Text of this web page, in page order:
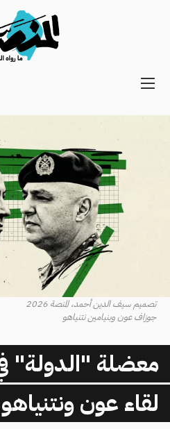
Main
Navigation
تصميم سيف الدين أحمد، المنصة 2026
جوزاف عون وبنيامين نتنياهو
معضلة "الدولة"
لقاء عون ونتنياهو